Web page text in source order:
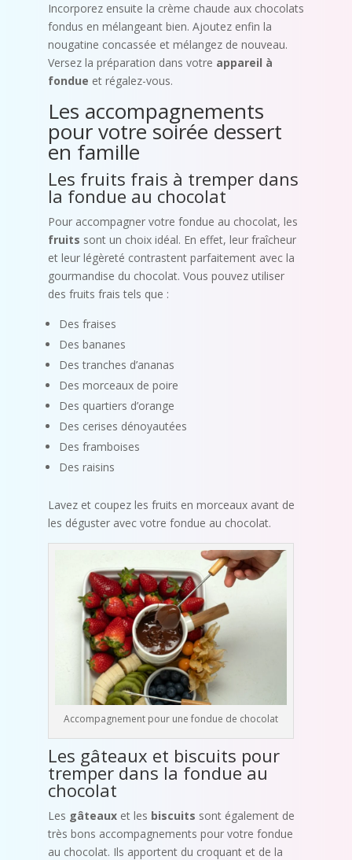
Incorporez ensuite la crème chaude aux chocolats
fondus en mélangeant bien. Ajoutez enfin la
nougatine concassée et mélangez de nouveau.
Versez la préparation dans votre appareil à
fondue et régalez-vous.
Les accompagnements
pour votre soirée dessert
en famille
Les fruits frais à tremper dans
la fondue au chocolat
Pour accompagner votre fondue au chocolat, les
fruits sont un choix idéal. En effet, leur fraîcheur
et leur légèreté contrastent parfaitement avec la
gourmandise du chocolat. Vous pouvez utiliser
des fruits frais tels que :
Des fraises
Des bananes
Des tranches d’ananas
Des morceaux de poire
Des quartiers d’orange
Des cerises dénoyautées
Des framboises
Des raisins
Lavez et coupez les fruits en morceaux avant de
les déguster avec votre fondue au chocolat.
Accompagnement pour une fondue de chocolat
Les gâteaux et biscuits pour
tremper dans la fondue au
chocolat
Les gâteauxet les biscuits sont également de
très bons accompagnements pour votre fondue
au chocolat. Ils apportent du croquant et de la